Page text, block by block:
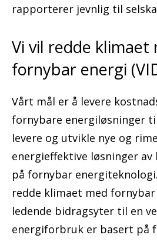
rapporterer jevnlig til
Vi vil redde klimaet
fornybar energi
Vårt mål er å levere
fornybare energiløsninger
levere og utvikle nye og
energieffektive løsninger
på fornybar
redde klimaet med
ledende bidragsyter til en
energiforbruk er basert på